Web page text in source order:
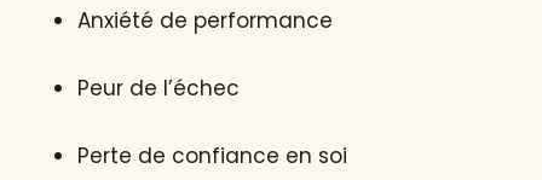
Anxiété de performance
Peur de l’échec
Perte de confiance en soi